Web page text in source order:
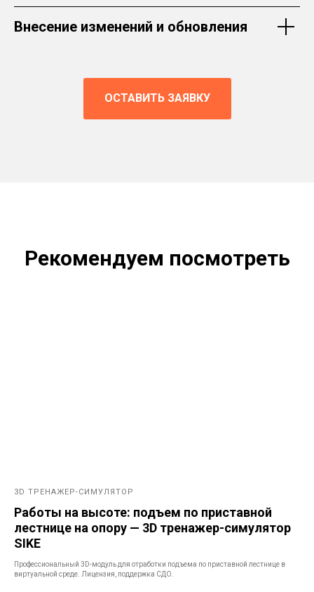
Внесение изменений и обновления
ОСТАВИТЬ ЗАЯВКУ
Рекомендуем посмотреть
3D ТРЕНАЖЕР-СИМУЛЯТОР
Работы на высоте: подъем по приставной
лестнице на опору — 3D тренажер-симулятор
SIKE
Профессиональный 3D-модуль для отработки подъема по приставной лестнице в
виртуальной среде. Лицензия, поддержка СДО.